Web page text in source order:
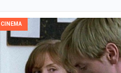
CINEMA